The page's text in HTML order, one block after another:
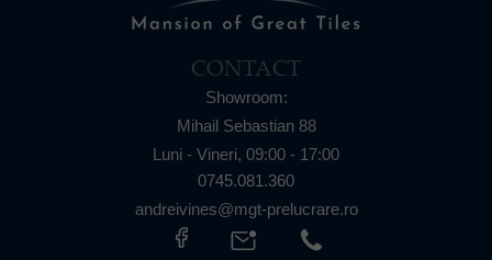
CONTACT
Showroom:
Mihail Sebastian 88
Luni - Vineri, 09:00 - 17:00
0745.081.360
andreivines@mgt-prelucrare.ro